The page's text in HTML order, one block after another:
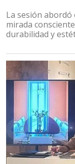
La sesión abordó
mirada
durabilidad y